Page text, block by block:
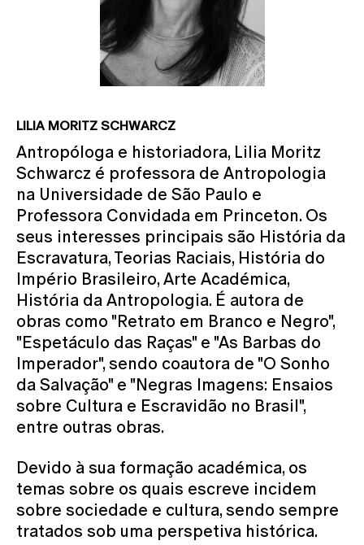
LILIA MORITZ SCHWARCZ
Antropóloga e historiadora, Lilia Moritz
Schwarcz é professora de Antropologia
na Universidade de São Paulo e
Professora Convidada em Princeton. Os
seus interesses principais são História da
Escravatura, Teorias Raciais, História do
Império Brasileiro, Arte Académica,
História da Antropologia. É autora de
obras como "Retrato em Branco e Negro",
"Espetáculo das Raças" e "As Barbas do
Imperador", sendo coautora de "O Sonho
da Salvação" e "Negras Imagens: Ensaios
sobre Cultura e Escravidão no Brasil",
entre outras obras.
Devido à sua formação académica, os
temas sobre os quais escreve incidem
sobre sociedade e cultura, sendo sempre
tratados sob uma perspetiva histórica.